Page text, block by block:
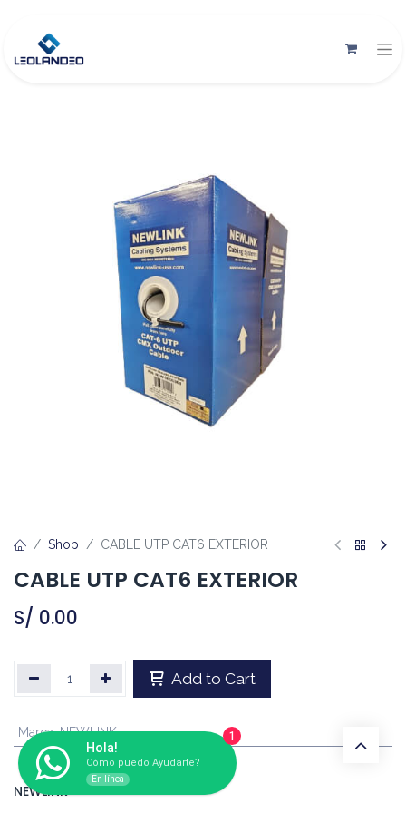
Shop CABLE UTP CAT6 EXTERIOR
CABLE UTP CAT6 EXTERIOR
S/ 0.00
Add to Cart
Marca:NEWLINK
NEWLINK
Hola!
Cómo puedo Ayudarte?
En línea
1